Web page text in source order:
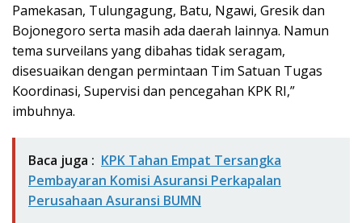
Pamekasan, Tulungagung, Batu, Ngawi, Gresik dan
Bojonegoro serta masih ada daerah lainnya. Namun
tema surveilans yang dibahas tidak seragam,
disesuaikan dengan permintaan Tim Satuan Tugas
Koordinasi, Supervisi dan pencegahan KPK RI,”
imbuhnya.
Baca juga : KPK Tahan Empat Tersangka
Pembayaran Komisi Asuransi Perkapalan
Perusahaan Asuransi BUMN